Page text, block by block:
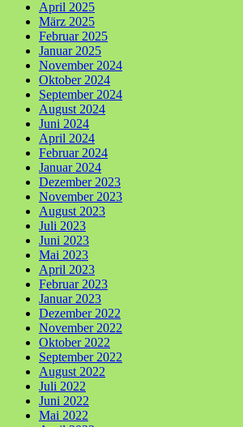
April 2025
März 2025
Februar 2025
Januar 2025
November 2024
Oktober 2024
September 2024
August 2024
Juni 2024
April 2024
Februar 2024
Januar 2024
Dezember 2023
November 2023
August 2023
Juli 2023
Juni 2023
Mai 2023
April 2023
Februar 2023
Januar 2023
Dezember 2022
November 2022
Oktober 2022
September 2022
August 2022
Juli 2022
Juni 2022
Mai 2022